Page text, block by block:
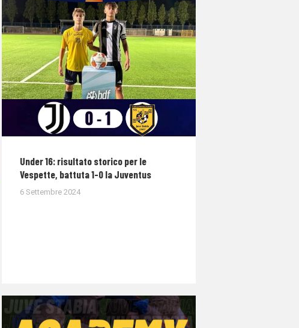
Under 16: risultato storico per le
Vespette, battuta 1-0 la Juventus
6 Settembre 2024